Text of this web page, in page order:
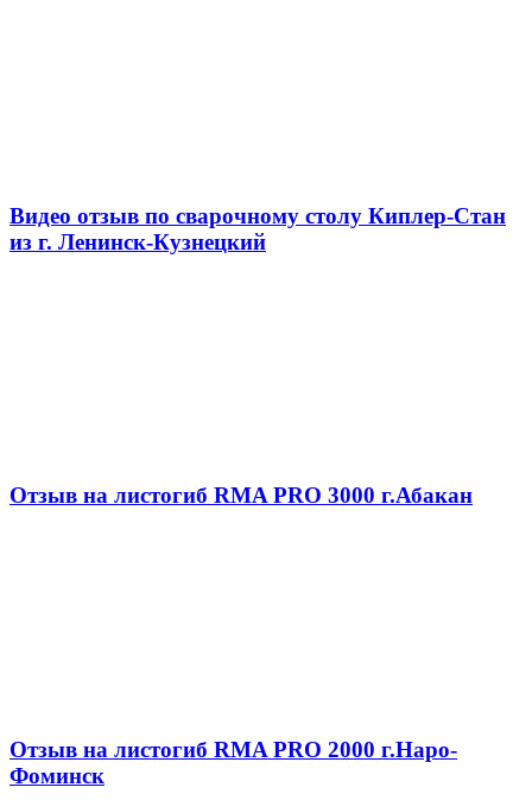
Видео отзыв по сварочному столу Киплер-Стан
из г. Ленинск-Кузнецкий
Отзыв на листогиб RMA PRO 3000 г.Абакан
Отзыв на листогиб RMA PRO 2000 г.Наро-
Фоминск